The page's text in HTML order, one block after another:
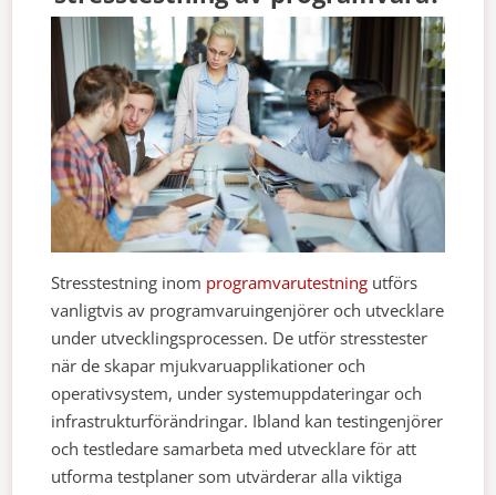
Stresstestning inom programvarutestning utförs
vanligtvis av programvaruingenjörer och utvecklare
under utvecklingsprocessen. De utför stresstester
när de skapar mjukvaruapplikationer och
operativsystem, under systemuppdateringar och
infrastrukturförändringar. Ibland kan testingenjörer
och testledare samarbeta med utvecklare för att
utforma testplaner som utvärderar alla viktiga